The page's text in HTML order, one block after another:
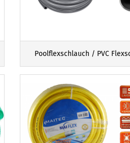
Poolflexschlauch / PVC